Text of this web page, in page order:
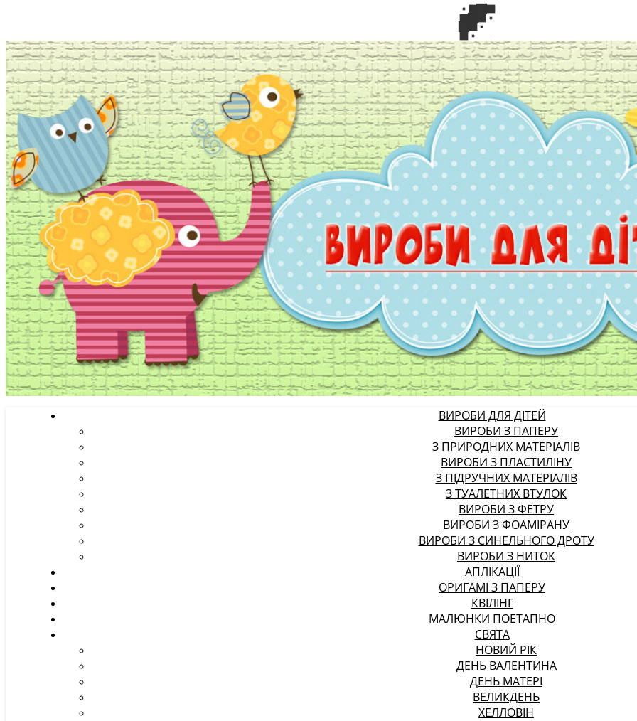
ВИРОБИ ДЛЯ ДІТЕЙ
ВИРОБИ З ПАПЕРУ
З ПРИРОДНИХ МАТЕРІАЛІВ
ВИРОБИ З ПЛАСТИЛІНУ
З ПІДРУЧНИХ МАТЕРІАЛІВ
З ТУАЛЕТНИХ ВТУЛОК
ВИРОБИ З ФЕТРУ
ВИРОБИ З ФОАМІРАНУ
ВИРОБИ З СИНЕЛЬНОГО ДРОТУ
ВИРОБИ З НИТОК
АПЛІКАЦІЇ
ОРИГАМІ З ПАПЕРУ
КВІЛІНГ
МАЛЮНКИ ПОЕТАПНО
СВЯТА
НОВИЙ РІК
ДЕНЬ ВАЛЕНТИНА
ДЕНЬ МАТЕРІ
ВЕЛИКДЕНЬ
ХЕЛЛОВІН